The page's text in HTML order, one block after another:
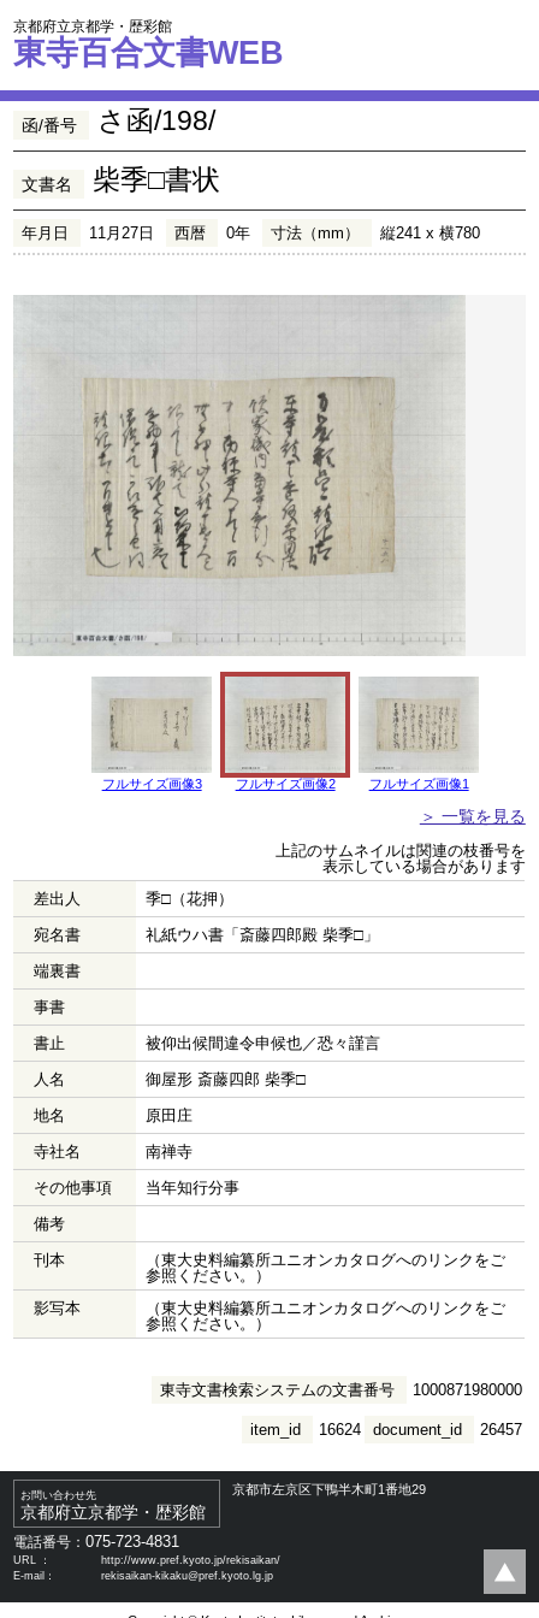
京都府立京都学・歴彩館
東寺百合文書WEB
函/番号 さ函/198/
文書名 柴季□書状
年月日 11月27日 西暦 0年 寸法（mm） 縦241 x 横780
フルサイズ画像3 フルサイズ画像2 フルサイズ画像1
＞ 一覧を見る
上記のサムネイルは関連の枝番号を
表示している場合があります
差出人
季□（花押）
宛名書
礼紙ウハ書「斎藤四郎殿 柴季□」
端裏書
事書
書止
被仰出候間違令申候也／恐々謹言
人名
御屋形 斎藤四郎 柴季□
地名
原田庄
寺社名
南禅寺
その他事項
当年知行分事
備考
刊本
（東大史料編纂所ユニオンカタログへのリンクをご
参照ください。）
影写本
（東大史料編纂所ユニオンカタログへのリンクをご
参照ください。）
東寺文書検索システムの文書番号 1000871980000
document_id 26457
item_id 16624
お問い合わせ先
京都府立京都学・歴彩館
京都市左京区下鴨半木町1番地29
電話番号：075-723-4831
URL ：
http://www.pref.kyoto.jp/rekisaikan/
E-mail：
rekisaikan-kikaku@pref.kyoto.lg.jp